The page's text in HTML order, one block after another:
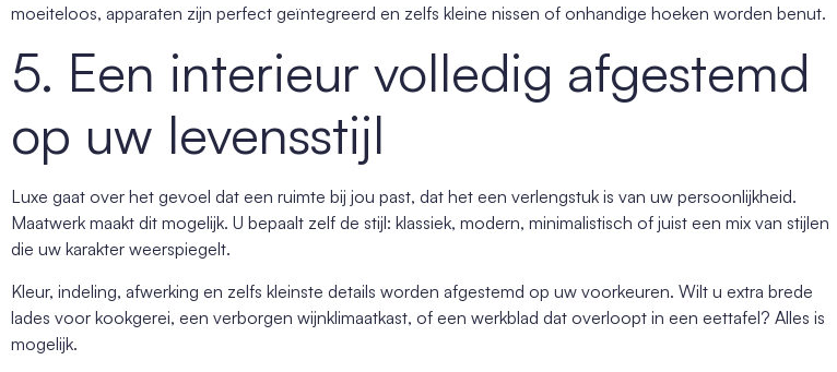
moeiteloos, apparaten zijn perfect geïntegreerd en zelfs kleine nissen of onhandige hoeken worden benut.
5. Een interieur volledig afgestemd
op uw levensstijl
Luxe gaat over het gevoel dat een ruimte bij jou past, dat het een verlengstuk is van uw persoonlijkheid.
Maatwerk maakt dit mogelijk. U bepaalt zelf de stijl: klassiek, modern, minimalistisch of juist een mix van stijlen
die uw karakter weerspiegelt.
Kleur, indeling, afwerking en zelfs kleinste details worden afgestemd op uw voorkeuren. Wilt u extra brede
lades voor kookgerei, een verborgen wijnklimaatkast, of een werkblad dat overloopt in een eettafel? Alles is
mogelijk.